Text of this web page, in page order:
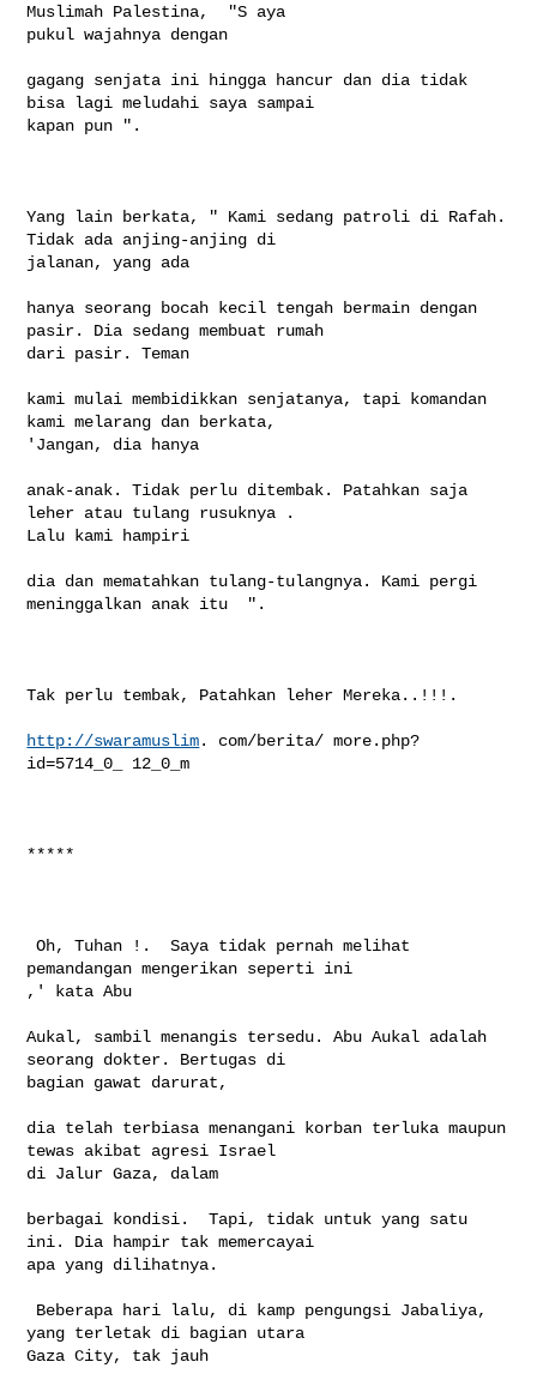
Muslimah Palestina,  "S aya
pukul wajahnya dengan
gagang senjata ini hingga hancur dan dia tidak
bisa lagi meludahi saya sampai
kapan pun ".
Yang lain berkata, " Kami sedang patroli di Rafah.
Tidak ada anjing-anjing di
jalanan, yang ada
hanya seorang bocah kecil tengah bermain dengan
pasir. Dia sedang membuat rumah
dari pasir. Teman
kami mulai membidikkan senjatanya, tapi komandan
kami melarang dan berkata,
'Jangan, dia hanya
anak-anak. Tidak perlu ditembak. Patahkan saja
leher atau tulang rusuknya .
Lalu kami hampiri
dia dan mematahkan tulang-tulangnya. Kami pergi
meninggalkan anak itu  ".
Tak perlu tembak, Patahkan leher Mereka..!!!.
http://swaramuslim. com/berita/ more.php?
id=5714_0_ 12_0_m
*****
 Oh, Tuhan !.  Saya tidak pernah melihat
pemandangan mengerikan seperti ini
,' kata Abu
Aukal, sambil menangis tersedu. Abu Aukal adalah
seorang dokter. Bertugas di
bagian gawat darurat,
dia telah terbiasa menangani korban terluka maupun
tewas akibat agresi Israel
di Jalur Gaza, dalam
berbagai kondisi.  Tapi, tidak untuk yang satu
ini. Dia hampir tak memercayai
apa yang dilihatnya.
yang terletak di bagian utara
Gaza City, tak jauh